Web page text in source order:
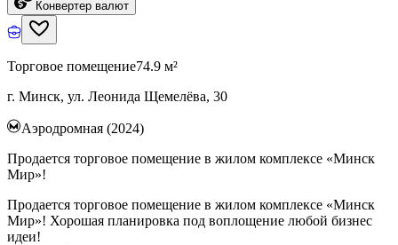
Конвертер валют
Торговое помещение74.9 м²
г. Минск, ул. Леонида Щемелёва, 30
Аэродромная (2024)
Продается торговое помещение в жилом комплексе «Минск
Мир»!
Продается торговое помещение в жилом комплексе «Минск
Мир»! Хорошая планировка под воплощение любой бизнес
идеи!